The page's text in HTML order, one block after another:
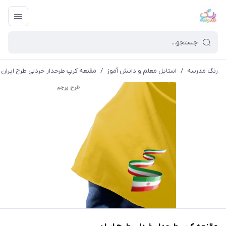
رنگ مدرسه / استایل معلم و دانش آموز / مقنعه کرپ طرحدار خردلی طرح ایران